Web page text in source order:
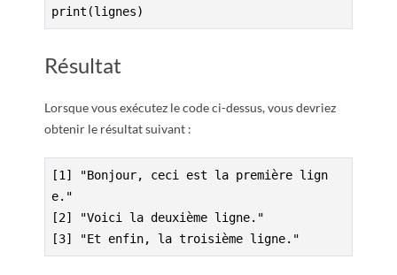
print(lignes)
Résultat
Lorsque vous exécutez le code ci-dessus, vous devriez
obtenir le résultat suivant :
[1] "Bonjour, ceci est la première lign
e."
[2] "Voici la deuxième ligne."
[3] "Et enfin, la troisième ligne."